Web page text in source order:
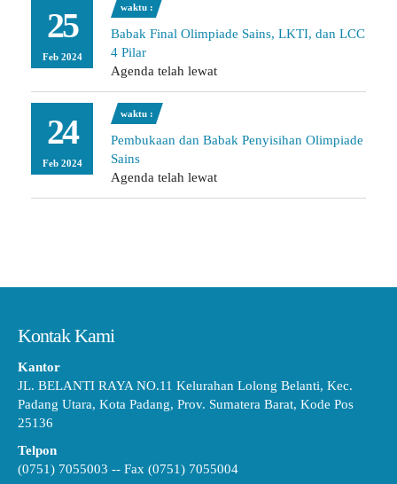
25
Feb 2024
waktu :
Babak Final Olimpiade Sains, LKTI, dan LCC
4 Pilar
Agenda telah lewat
24
Feb 2024
waktu :
Pembukaan dan Babak Penyisihan Olimpiade
Sains
Agenda telah lewat
Kontak Kami
Kantor
JL. BELANTI RAYA NO.11 Kelurahan Lolong Belanti, Kec.
Padang Utara, Kota Padang, Prov. Sumatera Barat, Kode Pos
25136
Telpon
(0751) 7055003 -- Fax (0751) 7055004